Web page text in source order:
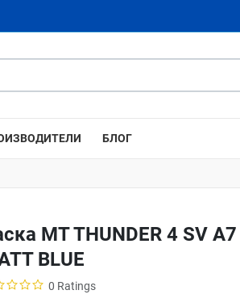
БЛОГ
MT THUNDER 4 SV A7
BLUE
0 Ratings